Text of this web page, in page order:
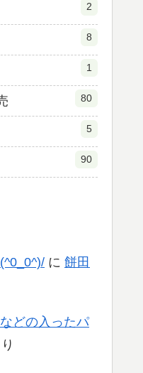
2
8
1
80
5
90
に 餅田
どの入ったパ